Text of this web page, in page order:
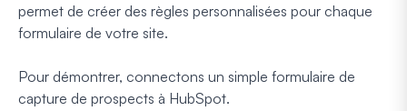
permet de créer des règles personnalisées pour chaque
formulaire de votre site.
Pour démontrer, connectons un simple formulaire de
capture de prospects à HubSpot.